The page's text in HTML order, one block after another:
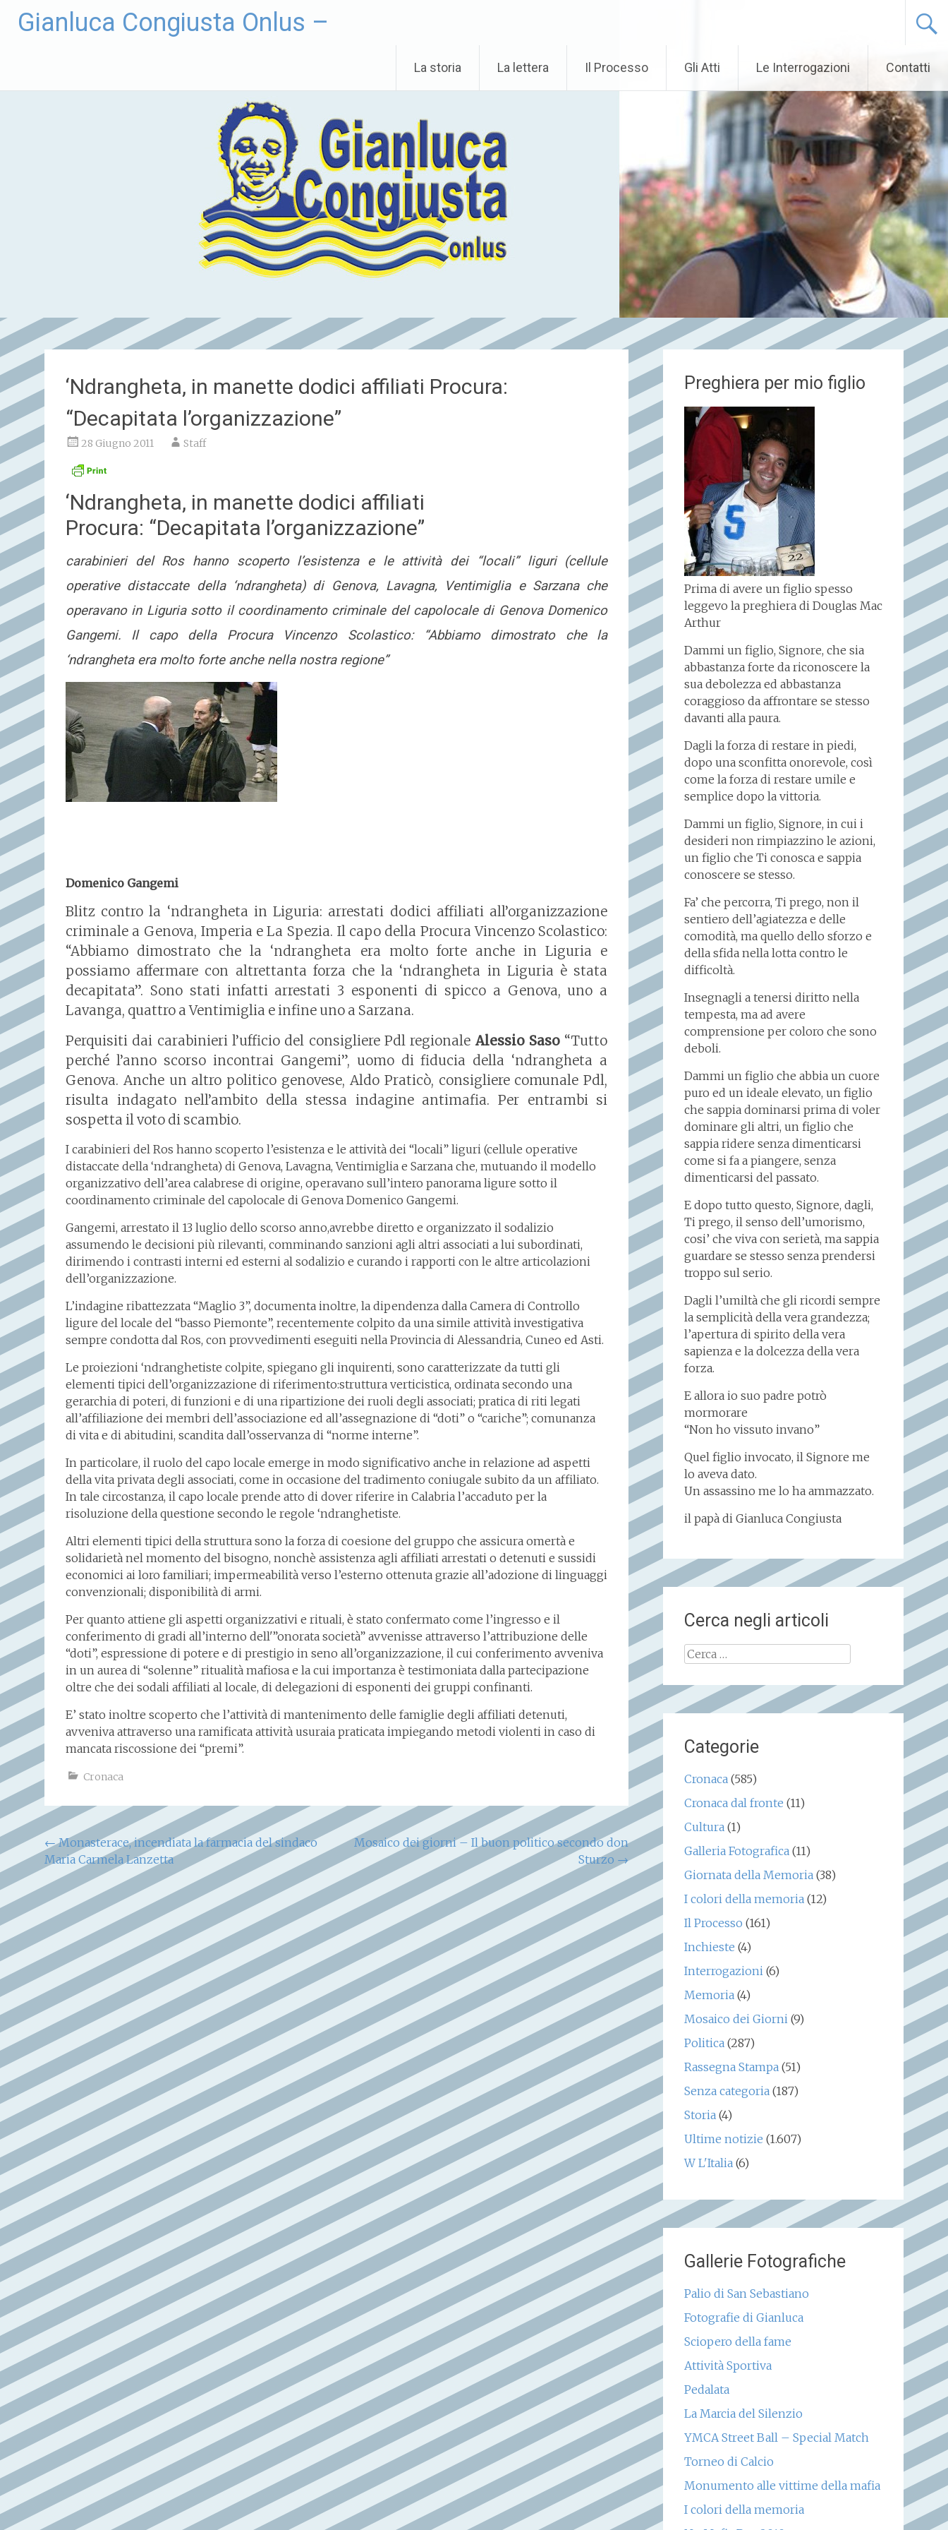
Gianluca Congiusta Onlus –
La storia La lettera Il Processo Gli Atti Le Interrogazioni Contatti
‘Ndrangheta, in manette dodici affiliati Procura:
“Decapitata l’organizzazione”
28 Giugno 2011 Staff
‘Ndrangheta, in manette dodici affiliati
Procura: “Decapitata l’organizzazione”
carabinieri del Ros hanno scoperto l’esistenza e le attività dei “locali” liguri (cellule
operative distaccate della ‘ndrangheta) di Genova, Lavagna, Ventimiglia e Sarzana che
operavano in Liguria sotto il coordinamento criminale del capolocale di Genova Domenico
Gangemi. Il capo della Procura Vincenzo Scolastico: “Abbiamo dimostrato che la
‘ndrangheta era molto forte anche nella nostra regione”
Domenico Gangemi
Blitz contro la ‘ndrangheta in Liguria: arrestati dodici affiliati all’organizzazione
criminale a Genova, Imperia e La Spezia. Il capo della Procura Vincenzo Scolastico:
“Abbiamo dimostrato che la ‘ndrangheta era molto forte anche in Liguria e
possiamo affermare con altrettanta forza che la ‘ndrangheta in Liguria è stata
decapitata”. Sono stati infatti arrestati 3 esponenti di spicco a Genova, uno a
Lavanga, quattro a Ventimiglia e infine uno a Sarzana.
Perquisiti dai carabinieri l’ufficio del consigliere Pdl regionale Alessio Saso“Tutto
perché l’anno scorso incontrai Gangemi”, uomo di fiducia della ‘ndrangheta a
Genova. Anche un altro politico genovese, Aldo Praticò, consigliere comunale Pdl,
risulta indagato nell’ambito della stessa indagine antimafia. Per entrambi si
sospetta il voto di scambio.
I carabinieri del Ros hanno scoperto l’esistenza e le attività dei “locali” liguri (cellule operative
distaccate della ‘ndrangheta) di Genova, Lavagna, Ventimiglia e Sarzana che, mutuando il modello
organizzativo dell’area calabrese di origine, operavano sull’intero panorama ligure sotto il
coordinamento criminale del capolocale di Genova Domenico Gangemi.
Gangemi, arrestato il 13 luglio dello scorso anno,avrebbe diretto e organizzato il sodalizio
assumendo le decisioni più rilevanti, comminando sanzioni agli altri associati a lui subordinati,
dirimendo i contrasti interni ed esterni al sodalizio e curando i rapporti con le altre articolazioni
dell’organizzazione.
L’indagine ribattezzata “Maglio 3”, documenta inoltre, la dipendenza dalla Camera di Controllo
ligure del locale del “basso Piemonte”, recentemente colpito da una simile attività investigativa
sempre condotta dal Ros, con provvedimenti eseguiti nella Provincia di Alessandria, Cuneo ed Asti.
Le proiezioni ‘ndranghetiste colpite, spiegano gli inquirenti, sono caratterizzate da tutti gli
elementi tipici dell’organizzazione di riferimento:struttura verticistica, ordinata secondo una
gerarchia di poteri, di funzioni e di una ripartizione dei ruoli degli associati; pratica di riti legati
all’affiliazione dei membri dell’associazione ed all’assegnazione di “doti” o “cariche”; comunanza
di vita e di abitudini, scandita dall’osservanza di “norme interne”.
In particolare, il ruolo del capo locale emerge in modo significativo anche in relazione ad aspetti
della vita privata degli associati, come in occasione del tradimento coniugale subito da un affiliato.
In tale circostanza, il capo locale prende atto di dover riferire in Calabria l’accaduto per la
risoluzione della questione secondo le regole ‘ndranghetiste.
Altri elementi tipici della struttura sono la forza di coesione del gruppo che assicura omertà e
solidarietà nel momento del bisogno, nonchè assistenza agli affiliati arrestati o detenuti e sussidi
economici ai loro familiari; impermeabilità verso l’esterno ottenuta grazie all’adozione di linguaggi
convenzionali; disponibilità di armi.
Per quanto attiene gli aspetti organizzativi e rituali, è stato confermato come l’ingresso e il
conferimento di gradi all’interno dell'”onorata società” avvenisse attraverso l’attribuzione delle
“doti”, espressione di potere e di prestigio in seno all’organizzazione, il cui conferimento avveniva
in un aurea di “solenne” ritualità mafiosa e la cui importanza è testimoniata dalla partecipazione
oltre che dei sodali affiliati al locale, di delegazioni di esponenti dei gruppi confinanti.
E’ stato inoltre scoperto che l’attività di mantenimento delle famiglie degli affiliati detenuti,
avveniva attraverso una ramificata attività usuraia praticata impiegando metodi violenti in caso di
mancata riscossione dei “premi”.
Cronaca
Navigazione
articoli
←Monasterace, incendiata la farmacia del sindaco
Maria Carmela Lanzetta
Mosaico dei giorni – Il buon politico secondo don
Sturzo →
Preghiera per mio figlio
Prima di avere un figlio spesso
leggevo la preghiera di Douglas Mac
Arthur
Dammi un figlio, Signore, che sia
abbastanza forte da riconoscere la
sua debolezza ed abbastanza
coraggioso da affrontare se stesso
davanti alla paura.
Dagli la forza di restare in piedi,
dopo una sconfitta onorevole, così
come la forza di restare umile e
semplice dopo la vittoria.
Dammi un figlio, Signore, in cui i
desideri non rimpiazzino le azioni,
un figlio che Ti conosca e sappia
conoscere se stesso.
Fa’ che percorra, Ti prego, non il
sentiero dell’agiatezza e delle
comodità, ma quello dello sforzo e
della sfida nella lotta contro le
difficoltà.
Insegnagli a tenersi diritto nella
tempesta, ma ad avere
comprensione per coloro che sono
deboli.
Dammi un figlio che abbia un cuore
puro ed un ideale elevato, un figlio
che sappia dominarsi prima di voler
dominare gli altri, un figlio che
sappia ridere senza dimenticarsi
come si fa a piangere, senza
dimenticarsi del passato.
E dopo tutto questo, Signore, dagli,
Ti prego, il senso dell’umorismo,
cosi’ che viva con serietà, ma sappia
guardare se stesso senza prendersi
troppo sul serio.
Dagli l’umiltà che gli ricordi sempre
la semplicità della vera grandezza;
l’apertura di spirito della vera
sapienza e la dolcezza della vera
forza.
E allora io suo padre potrò
mormorare
“Non ho vissuto invano”
Quel figlio invocato, il Signore me
lo aveva dato.
Un assassino me lo ha ammazzato.
il papà di Gianluca Congiusta
Cerca negli articoli
Ricerca
Categorie
Cronaca(585)
Cronaca dal fronte (11)
Cultura(1)
Galleria Fotografica(11)
Giornata della Memoria(38)
I colori della memoria(12)
Il Processo (161)
Inchieste (4)
Interrogazioni(6)
Memoria(4)
Mosaico dei Giorni(9)
Politica(287)
Rassegna Stampa(51)
Senza categoria(187)
Storia(4)
Ultime notizie (1.607)
W L'Italia(6)
Gallerie Fotografiche
Palio di San Sebastiano
Fotografie di Gianluca
Sciopero della fame
Attività Sportiva
Pedalata
La Marcia del Silenzio
YMCA Street Ball – Special Match
Torneo di Calcio
Monumento alle vittime della mafia
I colori della memoria